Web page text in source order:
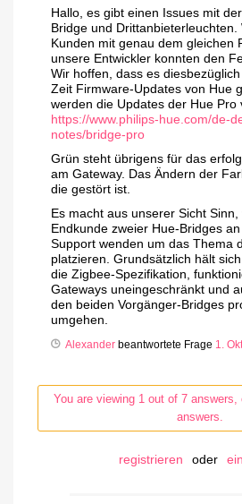
Hallo, es gibt einen Issues mit
Bridge und
Kunden mit genau dem gleichen
unsere Entwickler konnten den
Wir hoffen, dass es
Zeit Firmware-Updates von Hue
werden die Updates der Hue Pro
https://www.philips-hue.com/de-
notes/bridge-pro
Grün steht übrigens für das
am Gateway. Das Ändern der
die gestört ist.
Es macht aus unserer Sicht
Endkunde zweier Hue-Bridges
Support wenden um das Thema
platzieren. Grundsätzlich hält
die Zigbee-Spezifikation,
Gateways uneingeschränkt und
den beiden Vorgänger-Bridges
umgehen.
Alexander beantwortete Frage 1.
You are viewing 1 out of 7 answers,
answers.
registrieren oder